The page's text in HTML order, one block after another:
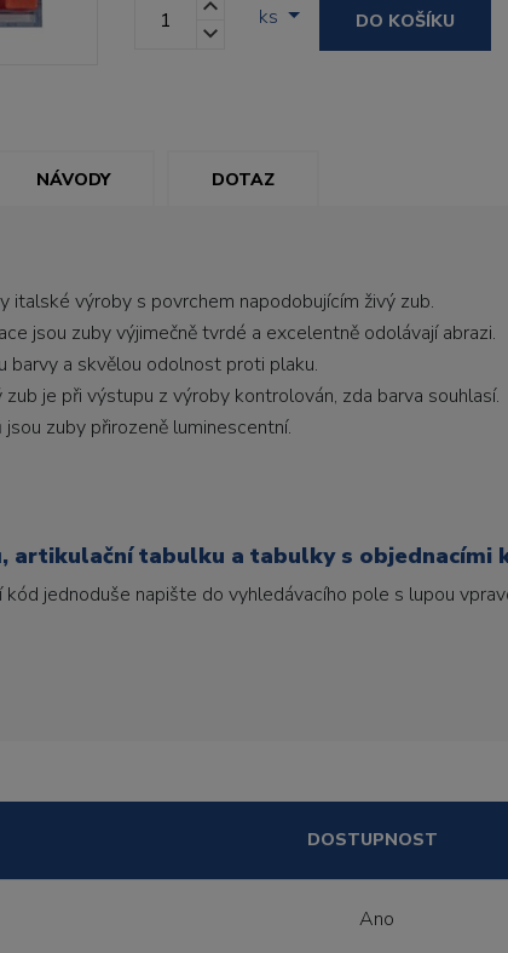
ks DO KOŠÍKU
NÁVODY DOTAZ
výroby s povrchem napodobujícím živý zub.
jsou zuby výjimečně tvrdé a excelentně odolávají abrazi.
barvy a skvělou odolnost proti plaku.
je při výstupu z výroby kontrolován, zda barva souhlasí.
zuby přirozeně luminescentní.
artikulační tabulku a tabulky s objednacími
jednoduše napište do vyhledávacího pole s lupou
DOSTUPNOST
Ano